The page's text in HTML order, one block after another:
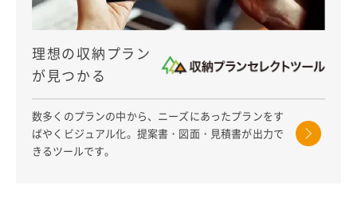
理想の収納プラン
が見つかる
数多くのプランの中から、ニーズにあったプランをす
ばやくビジュアル化。 提案書・図面・見積書が出力で
きるツールです。